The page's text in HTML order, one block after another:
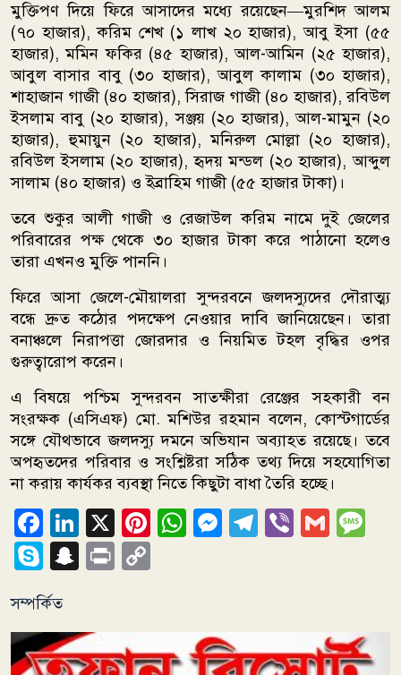
মুক্তিপণ দিয়ে ফিরে আসাদের মধ্যে রয়েছেন—মুরশিদ আলম
(৭০ হাজার), করিম শেখ (১ লাখ ২০ হাজার), আবু ইসা (৫৫
হাজার), মমিন ফকির (৪৫ হাজার), আল-আমিন (২৫ হাজার),
আবুল বাসার বাবু (৩০ হাজার), আবুল কালাম (৩০ হাজার),
শাহাজান গাজী (৪০ হাজার), সিরাজ গাজী (৪০ হাজার), রবিউল
ইসলাম বাবু (২০ হাজার), সঞ্জয় (২০ হাজার), আল-মামুন (২০
হাজার), হুমায়ুন (২০ হাজার), মনিরুল মোল্লা (২০ হাজার),
রবিউল ইসলাম (২০ হাজার), হৃদয় মন্ডল (২০ হাজার), আব্দুল
সালাম (৪০ হাজার) ও ইব্রাহিম গাজী (৫৫ হাজার টাকা)।
তবে শুকুর আলী গাজী ও রেজাউল করিম নামে দুই জেলের
পরিবারের পক্ষ থেকে ৩০ হাজার টাকা করে পাঠানো হলেও
তারা এখনও মুক্তি পাননি।
ফিরে আসা জেলে-মৌয়ালরা সুন্দরবনে জলদস্যুদের দৌরাত্ম্য
বন্ধে দ্রুত কঠোর পদক্ষেপ নেওয়ার দাবি জানিয়েছেন। তারা
বনাঞ্চলে নিরাপত্তা জোরদার ও নিয়মিত টহল বৃদ্ধির ওপর
গুরুত্বারোপ করেন।
এ বিষয়ে পশ্চিম সুন্দরবন সাতক্ষীরা রেঞ্জের সহকারী বন
সংরক্ষক (এসিএফ) মো. মশিউর রহমান বলেন, কোস্টগার্ডের
সঙ্গে যৌথভাবে জলদস্যু দমনে অভিযান অব্যাহত রয়েছে। তবে
অপহৃতদের পরিবার ও সংশ্লিষ্টরা সঠিক তথ্য দিয়ে সহযোগিতা
না করায় কার্যকর ব্যবস্থা নিতে কিছুটা বাধা তৈরি হচ্ছে।
Facebook
LinkedIn
X Pinterest
WhatsApp
Messenger
Telegram
Viber
SkypeSnapchat
Print
সম্পর্কিত